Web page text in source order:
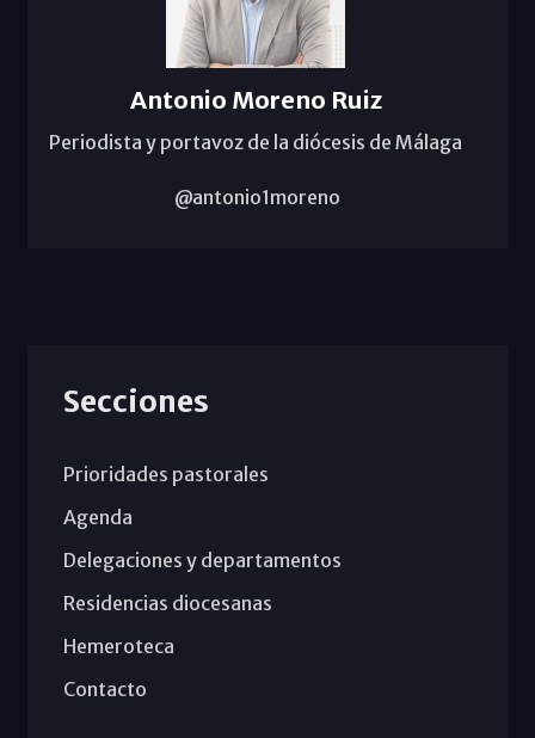
Antonio Moreno Ruiz
Periodista y portavoz de la diócesis de Málaga
@antonio1moreno
Secciones
Prioridades pastorales
Agenda
Delegaciones y departamentos
Residencias diocesanas
Hemeroteca
Contacto